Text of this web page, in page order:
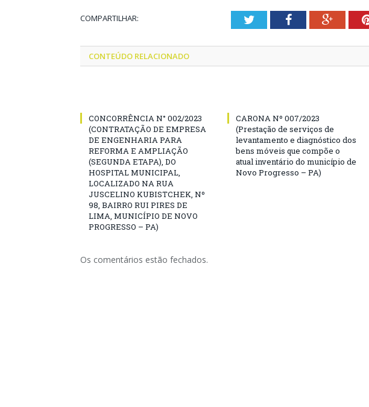
COMPARTILHAR: TwitterFacebook
CONTEÚDO RELACIONADO
CONCORRÊNCIA N° 002/2023
(CONTRATAÇÃO DE EMPRESA
DE ENGENHARIA PARA
REFORMA E AMPLIAÇÃO
(SEGUNDA ETAPA), DO
HOSPITAL MUNICIPAL,
LOCALIZADO NA RUA
JUSCELINO KUBISTCHEK, Nº
98, BAIRRO RUI PIRES DE
LIMA, MUNICÍPIO DE NOVO
PROGRESSO – PA)
CARONA Nº 007/2023
(Prestação de serviços de
levantamento e diagnóstico dos
bens móveis que compõe o
atual inventário do município de
Novo Progresso – PA)
Os comentários estão fechados.